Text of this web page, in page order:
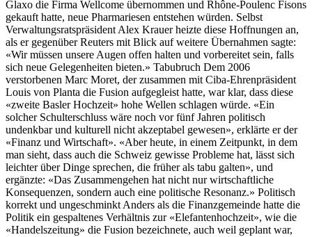
Glaxo die Firma Wellcome übernommen und Rhône-Poulenc Fisons
gekauft hatte, neue Pharmariesen entstehen würden. Selbst
Verwaltungsratspräsident Alex Krauer heizte diese Hoffnungen an,
als er gegenüber Reuters mit Blick auf weitere Übernahmen sagte:
«Wir müssen unsere Augen offen halten und vorbereitet sein, falls
sich neue Gelegenheiten bieten.» Tabubruch Dem 2006
verstorbenen Marc Moret, der zusammen mit Ciba-Ehrenpräsident
Louis von Planta die Fusion aufgegleist hatte, war klar, dass diese
«zweite Basler Hochzeit» hohe Wellen schlagen würde. «Ein
solcher Schulterschluss wäre noch vor fünf Jahren politisch
undenkbar und kulturell nicht akzeptabel gewesen», erklärte er der
«Finanz und Wirtschaft». «Aber heute, in einem Zeitpunkt, in dem
man sieht, dass auch die Schweiz gewisse Probleme hat, lässt sich
leichter über Dinge sprechen, die früher als tabu galten», und
ergänzte: «Das Zusammengehen hat nicht nur wirtschaftliche
Konsequenzen, sondern auch eine politische Resonanz.» Politisch
korrekt und ungeschminkt Anders als die Finanzgemeinde hatte die
Politik ein gespaltenes Verhältnis zur «Elefantenhochzeit», wie die
«Handelszeitung» die Fusion bezeichnete, auch weil geplant war,